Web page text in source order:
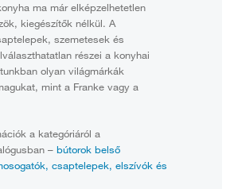
ma már elképzelhetetlen
kiegészítők nélkül. A
szemetesek és
részei a konyhai
olyan világmárkák
mint a Franke vagy a
a kategóriáról a
– bútorok belső
csaptelepek, elszívók és